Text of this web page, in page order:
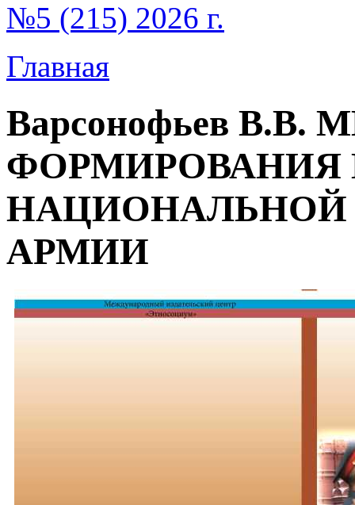
№5 (215) 2026 г.
Главная
Варсонофьев
ФОРМИРОВАНИЯ
НАЦИОНАЛЬНОЙ
АРМИИ